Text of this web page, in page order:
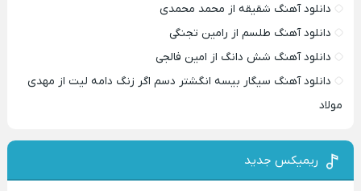
دانلود آهنگ شقیقه از محمد محمدی
دانلود آهنگ طلسم از رامین تجنگی
دانلود آهنگ شش دانگ از امین فالجی
دانلود آهنگ سیگار بیسه انگشتر دسم اگر زنگ دامه لیت از مهدی
مولاد
ریمیکس جدید